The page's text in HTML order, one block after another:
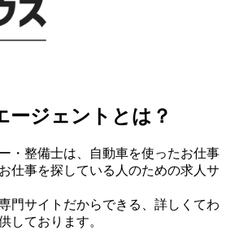
ージェントとは？
・整備士は、自動車を使ったお仕事
仕事を探している人のための求人サ
門サイトだからできる、詳しくてわ
しております。